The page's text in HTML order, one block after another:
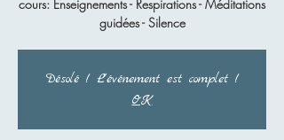
cours: Enseignements - Respirations - Méditations
guidées - Silence
Désolé ! L'événement est complet !
OK